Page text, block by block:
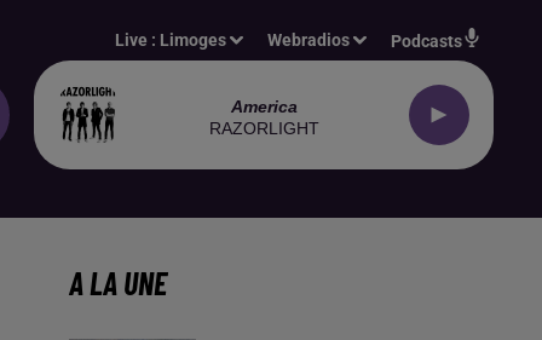
Live : Limoges Webradios Podcasts
America
RAZORLIGHT
A LA UNE